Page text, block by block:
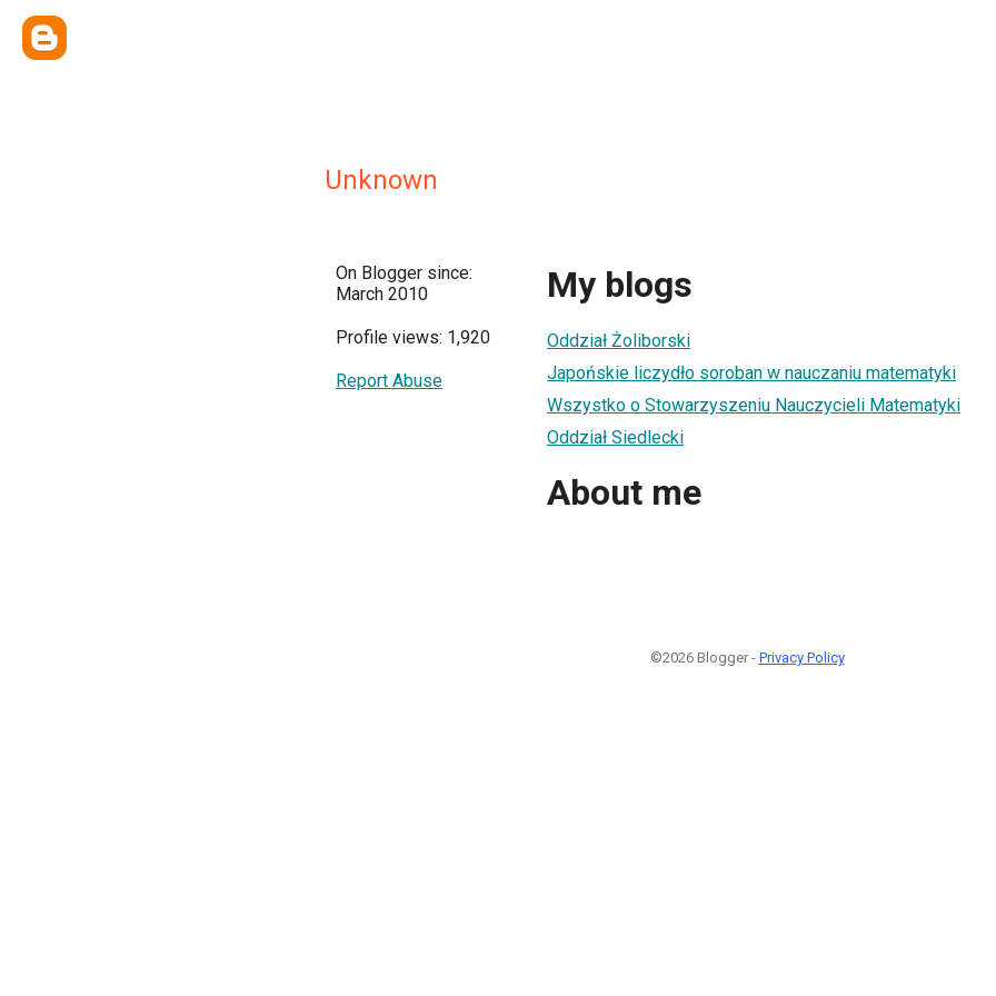
Unknown
On Blogger since:
March 2010
Profile views: 1,920
Report Abuse
My blogs
Oddział Żoliborski
Japońskie liczydło soroban w nauczaniu matematyki
Wszystko o Stowarzyszeniu Nauczycieli Matematyki
Oddział Siedlecki
About me
©2026 Blogger - Privacy Policy